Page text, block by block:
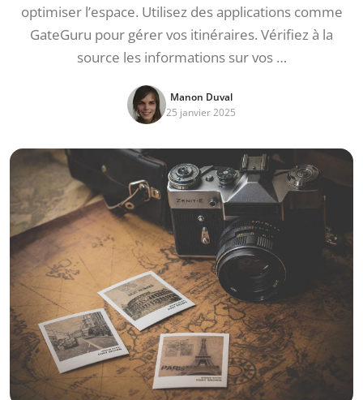
optimiser l’espace. Utilisez des applications comme
GateGuru pour gérer vos itinéraires. Vérifiez à la
source les informations sur vos …
Manon Duval
25 janvier 2025